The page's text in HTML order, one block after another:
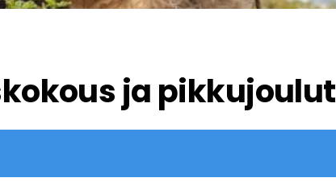
ja pikkujoulut